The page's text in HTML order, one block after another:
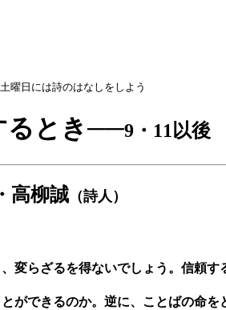
日には詩のはなしをしよう
るとき──9・11以後
・高柳誠 （詩人）
変らざるを得ないでしょう。信頼
できるのか。逆に、ことばの命を